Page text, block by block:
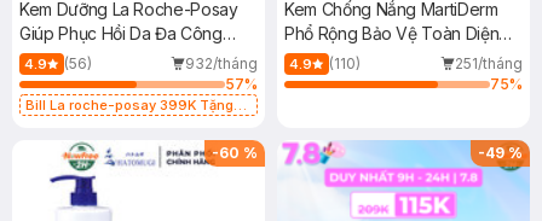
Kem Dưỡng La Roche-Posay
Giúp Phục Hồi Da Đa Công
Dụng 40ml
4.9 (56)
932/tháng
57%
Bill La roche-posay 399K Tặng
(SL có hạn)
Kem Chống Nắng MartiDerm
Phổ Rộng Bảo Vệ Toàn Diện
40ml
4.9 (110)
251/tháng
75%
-60 % -49%